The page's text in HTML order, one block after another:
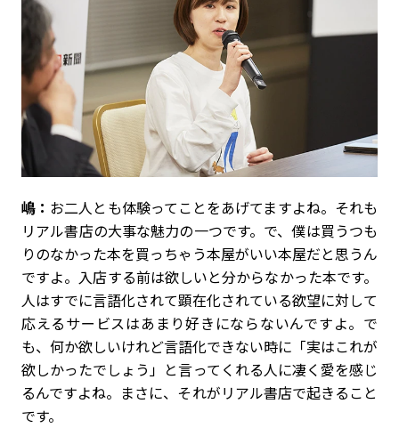
嶋： お二人とも体験ってことをあげてますよね。それも
リアル書店の大事な魅力の一つです。で、僕は買うつも
りのなかった本を買っちゃう本屋がいい本屋だと思うん
ですよ。入店する前は欲しいと分からなかった本です。
人はすでに言語化されて顕在化されている欲望に対して
応えるサービスはあまり好きにならないんですよ。で
も、何か欲しいけれど言語化できない時に「実はこれが
欲しかったでしょう」と言ってくれる人に凄く愛を感じ
るんですよね。まさに、それがリアル書店で起きること
です。